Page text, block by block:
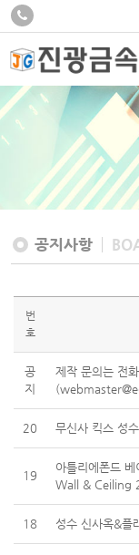
공지사항
번
호
공
지
제작 문의는 전
20 무신사 킥스 성
19
아틀리에폰드
Wall & Ceiling
18 성수 신사옥&플